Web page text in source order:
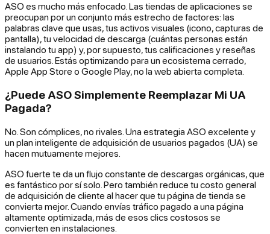
ASO es mucho más enfocado. Las tiendas de aplicaciones se
preocupan por un conjunto más estrecho de factores: las
palabras clave que usas, tus activos visuales (icono, capturas de
pantalla), tu velocidad de descarga (cuántas personas están
instalando tu app) y, por supuesto, tus calificaciones y reseñas
de usuarios. Estás optimizando para un ecosistema cerrado,
Apple App Store o Google Play, no la web abierta completa.
¿Puede ASO Simplemente Reemplazar Mi UA
Pagada?
No. Son cómplices, no rivales. Una estrategia ASO excelente y
un plan inteligente de adquisición de usuarios pagados (UA) se
hacen mutuamente mejores.
ASO fuerte te da un flujo constante de descargas orgánicas, que
es fantástico por sí solo. Pero también reduce tu costo general
de adquisición de cliente al hacer que tu página de tienda se
convierta mejor. Cuando envías tráfico pagado a una página
altamente optimizada, más de esos clics costosos se
convierten en instalaciones.